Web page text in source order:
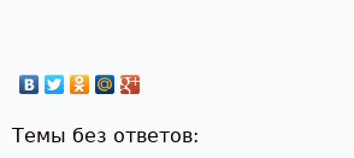
Темы без ответов: